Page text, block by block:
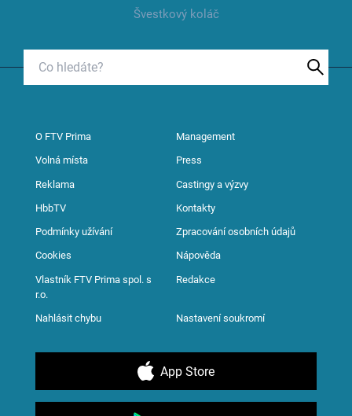
Švestkový koláč
O FTV Prima Management
Volná místa Press
Reklama Castingy a výzvy
HbbTV Kontakty
Podmínky užívání Zpracování osobních údajů
Cookies Nápověda
Vlastník FTV Prima spol. s
r.o.
Redakce
Nahlásit chybu Nastavení soukromí
App Store